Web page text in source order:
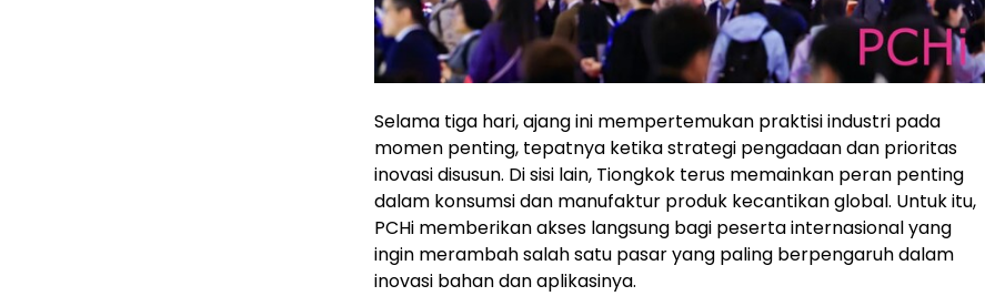
Selama tiga hari, ajang ini mempertemukan praktisi industri pada
momen penting, tepatnya ketika strategi pengadaan dan prioritas
inovasi disusun. Di sisi lain, Tiongkok terus memainkan peran penting
dalam konsumsi dan manufaktur produk kecantikan global. Untuk itu,
PCHi memberikan akses langsung bagi peserta internasional yang
ingin merambah salah satu pasar yang paling berpengaruh dalam
inovasi bahan dan aplikasinya.